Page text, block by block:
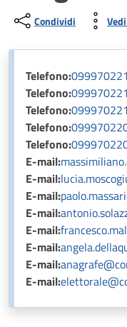
Condividi
Telefono:
Telefono:
Telefono:
Telefono:
Telefono:
E-mail:
E-mail:
E-mail:
E-mail:
E-mail:
E-mail:
E-mail:
E-mail: